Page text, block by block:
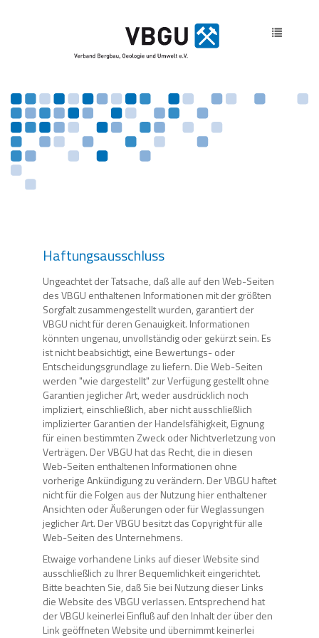
Haftungsausschluss
Ungeachtet der Tatsache, daß alle auf den Web-Seiten
des VBGU enthaltenen Informationen mit der größten
Sorgfalt zusammengestellt wurden, garantiert der
VBGU nicht für deren Genauigkeit. Informationen
könnten ungenau, unvollständig oder gekürzt sein. Es
ist nicht beabsichtigt, eine Bewertungs- oder
Entscheidungsgrundlage zu liefern. Die Web-Seiten
werden "wie dargestellt" zur Verfügung gestellt ohne
Garantien jeglicher Art, weder ausdrücklich noch
impliziert, einschließlich, aber nicht ausschließlich
implizierter Garantien der Handelsfähigkeit, Eignung
für einen bestimmten Zweck oder Nichtverletzung von
Verträgen. Der VBGU hat das Recht, die in diesen
Web-Seiten enthaltenen Informationen ohne
vorherige Ankündigung zu verändern. Der VBGU haftet
nicht für die Folgen aus der Nutzung hier enthaltener
Ansichten oder Äußerungen oder für Weglassungen
jeglicher Art. Der VBGU besitzt das Copyright für alle
Web-Seiten des Unternehmens.
Etwaige vorhandene Links auf dieser Website sind
ausschließlich zu Ihrer Bequemlichkeit eingerichtet.
Bitte beachten Sie, daß Sie bei Nutzung dieser Links
die Website des VBGU verlassen. Entsprechend hat
der VBGU keinerlei Einfluß auf den Inhalt der über den
Link geöffneten Website und übernimmt keinerlei